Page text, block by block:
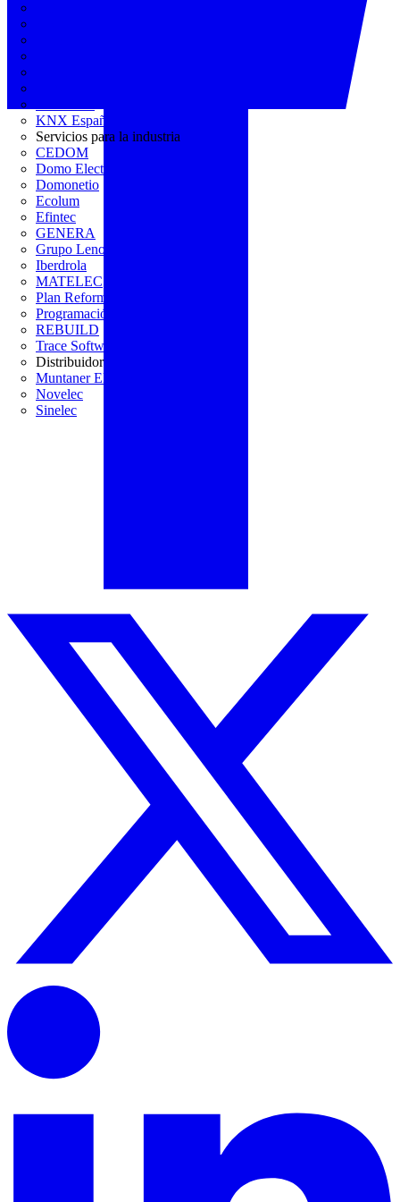
KNX España
Servicios para la industria
CEDOM
Domo Electra
Domonetio
Ecolum
Efintec
GENERA
Grupo Lenor
Iberdrola
MATELEC
Plan Reforma
Programación Integral
REBUILD
Trace Software
Distribuidor
Muntaner Electro
Novelec
Sinelec